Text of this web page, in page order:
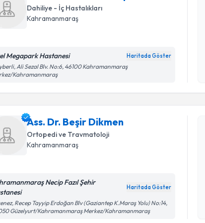
Dahiliye - İç Hastalıkları
Kahramanmaraş
Megapark Hastanesi Haritada Göster
Ali Sezal Blv. No:6, 46100 Kahramanmaraş
Kahramanmaraş
Ass. Dr. Beşir Dikmen
Ortopedi ve Travmatoloji
Kahramanmaraş
Necip Fazıl Şehir
Haritada Göster
Recep Tayyip Erdoğan Blv (Gaziantep K.Maraş Yolu) No:14,
Güzelyurt/Kahramanmaraş Merkez/Kahramanmaraş